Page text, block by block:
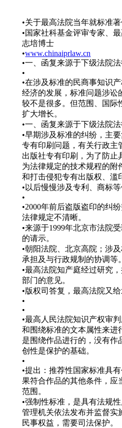
•关于最高法院当年就标准
•国家社科基金评审专家、
志培博士
•www.chinaiprlaw.cn
•一、函复来源于下级法院
•
•在涉及标准的民商事知识
经济的发展，标准问题涉讼
较不是很多。但范围、国际
扩大增长。
•一、函复来源于下级法院
•早期涉及标准的纠纷，主
专有印刷问题，有关行政主
出版社专有印刷，为了防止
为法律规定的技术规程的附
和打击侵犯专有出版权、滥
•以后慢慢涉及专利、商标等
•
•2000年前后盗版盗印的纠
法律规定不清晰。
•来源于1999年北京市法院
的请示。
•朝阳法院、北京高院；涉
承担及与行政规制的协调等。
•最高法院知产庭经过研究
部门的意见。
•版权司答复，最高法院又给
•
•
•最高人民法院知识产权审
和围绕标准的文本属性来进
是围绕作品进行的，没有作
创性是保护的基础。
•
•提出：推荐性国家标准具
果符合作品的其他条件，应
范围。
•强制性标准，是具有法规
管理机关依法发布并监督实
民事权益，需要司法保护。